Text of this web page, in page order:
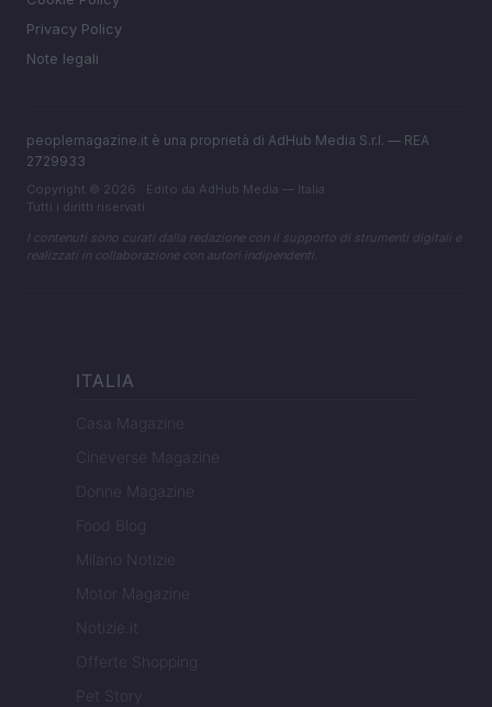
Privacy Policy
Note legali
peoplemagazine.it è una proprietà di AdHub Media S.r.l. — REA
2729933
Copyright © 2026 · Edito da AdHub Media — Italia
Tutti i diritti riservati
I contenuti sono curati dalla redazione con il supporto di strumenti digitali e
realizzati in collaborazione con autori indipendenti.
ITALIA
Casa Magazine
Cineverse Magazine
Donne Magazine
Food Blog
Milano Notizie
Motor Magazine
Notizie.it
Offerte Shopping
Pet Story